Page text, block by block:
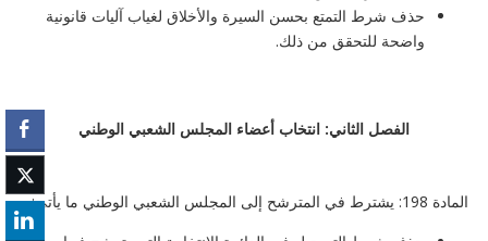
حذف شرط التمتع بحسن السيرة والأخلاق لغياب آليات قانونية
واضحة للتحقق من ذلك.
الفصل الثاني: انتخاب أعضاء المجلس الشعبي الوطني
المادة 198: يشترط في المترشح إلى المجلس الشعبي الوطني ما يأتي: